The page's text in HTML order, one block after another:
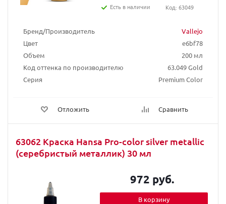
Бренд/Производитель
Vallejo
Цвет
e6bf78
Объем
200 мл
Код оттенка по производителю
63.049 Gold
Серия
Premium Color
Отложить Сравнить
Есть в наличии
Код: 63049
63062 Краска Hansa Pro-color silver metallic
(серебристый металлик) 30 мл
972 руб.
В корзину